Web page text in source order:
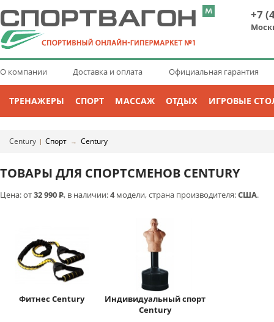
+7
О компании Доставка и оплата Официальная гарантия
ТРЕНАЖЕРЫ СПОРТ МАССАЖ ОТДЫХ ИГРОВЫЕ
Century | Спорт → Century
ТОВАРЫ ДЛЯ СПОРТСМЕНОВ CENTURY
Цена: от32 990Р, в наличии:4модели, страна производителя:США.
Фитнес Century
Индивидуальный спорт
Century